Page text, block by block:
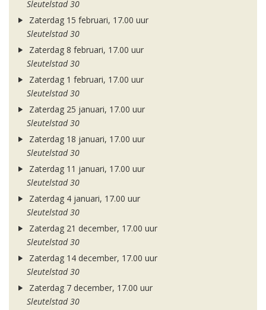
Sleutelstad 30
Zaterdag 15 februari, 17.00 uur
Sleutelstad 30
Zaterdag 8 februari, 17.00 uur
Sleutelstad 30
Zaterdag 1 februari, 17.00 uur
Sleutelstad 30
Zaterdag 25 januari, 17.00 uur
Sleutelstad 30
Zaterdag 18 januari, 17.00 uur
Sleutelstad 30
Zaterdag 11 januari, 17.00 uur
Sleutelstad 30
Zaterdag 4 januari, 17.00 uur
Sleutelstad 30
Zaterdag 21 december, 17.00 uur
Sleutelstad 30
Zaterdag 14 december, 17.00 uur
Sleutelstad 30
Zaterdag 7 december, 17.00 uur
Sleutelstad 30